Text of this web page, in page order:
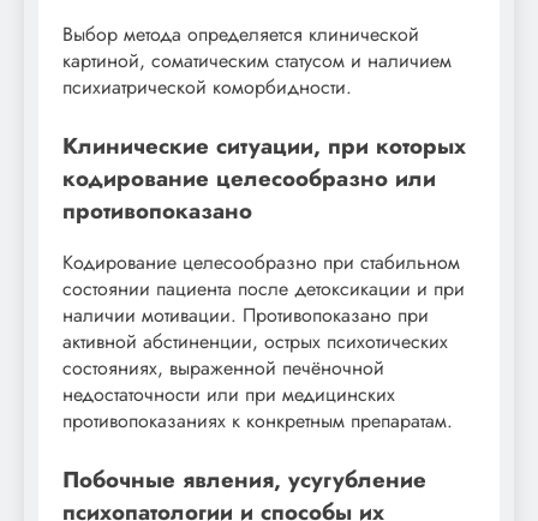
Выбор метода определяется клинической
картиной, соматическим статусом и наличием
психиатрической коморбидности.
Клинические ситуации, при которых
кодирование целесообразно или
противопоказано
Кодирование целесообразно при стабильном
состоянии пациента после детоксикации и при
наличии мотивации. Противопоказано при
активной абстиненции, острых психотических
состояниях, выраженной печёночной
недостаточности или при медицинских
противопоказаниях к конкретным препаратам.
Побочные явления, усугубление
психопатологии и способы их